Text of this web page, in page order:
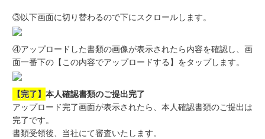
③以下画面に切り替わるので下にスクロールします。
④アップロードした書類の画像が表示されたら内容を確認し、画
面一番下の【この内容でアップロードする】をタップします。
【完了】 本人確認書類のご提出完了
アップロード完了画面が表示されたら、本人確認書類のご提出は
完了です。
書類受領後、当社にて審査いたします。